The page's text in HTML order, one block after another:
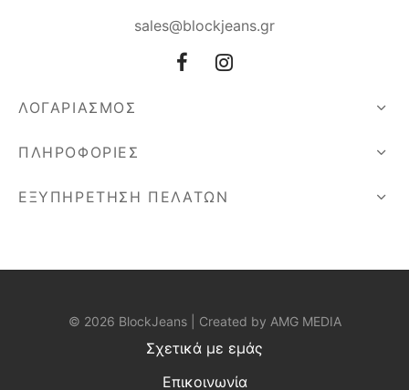
sales@blockjeans.gr
ΛΟΓΑΡΙΑΣΜΟΣ
ΠΛΗΡΟΦΟΡΙΕΣ
ΕΞΥΠΗΡΕΤΗΣΗ ΠΕΛΑΤΩΝ
© 2026 BlockJeans | Created by AMG MEDIA
Σχετικά με εμάς
Επικοινωνία